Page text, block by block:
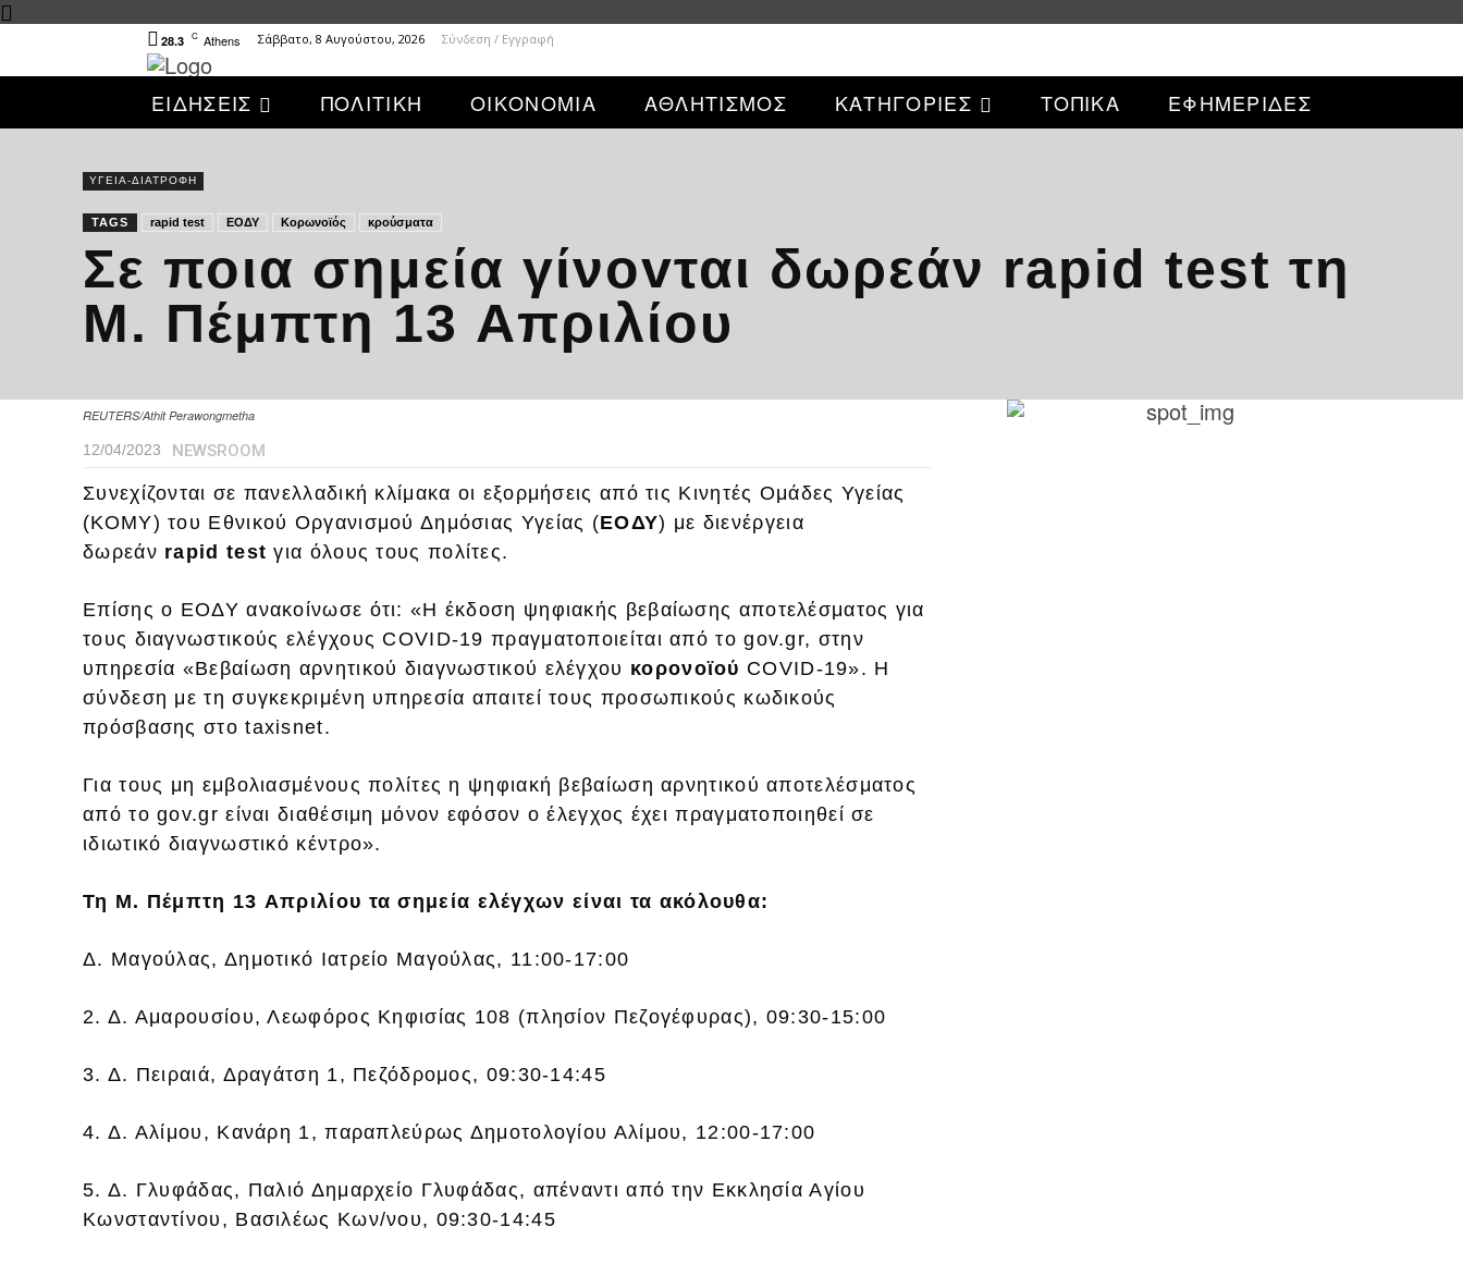
28.3 C Athens Σάββατο, 8 Αυγούστου, 2026 Σύνδεση / Εγγραφή
ΕΙΔΗΣΕΙΣ ΠΟΛΙΤΙΚΗ ΟΙΚΟΝΟΜΙΑ ΑΘΛΗΤΙΣΜΟΣ ΚΑΤΗΓΟΡΙΕΣ ΤΟΠΙΚΑ ΕΦΗΜΕΡΙΔΕΣ
ΥΓΕΙΑ-ΔΙΑΤΡΟΦΗ
TAGS rapid test ΕΟΔΥ Κορωνοϊός κρούσματα
Σε ποια σημεία γίνοvται δωρεάν rapid test τη
Μ. Πέμπτη 13 Aπριλίου
REUTERS/Athit Perawongmetha
12/04/2023 NEWSROOM
Συνεχίζονται σε πανελλαδική κλίμακα οι εξορμήσεις από τις Κινητές Ομάδες Υγείας
(ΚΟΜΥ) του Εθνικού Οργανισμού Δημόσιας Υγείας (ΕΟΔΥ) με διενέργεια
δωρεάν rapid test για όλους τους πολίτες.
Επίσης ο ΕΟΔΥ ανακοίνωσε ότι: «Η έκδοση ψηφιακής βεβαίωσης αποτελέσματος για
τους διαγνωστικούς ελέγχους COVID-19 πραγματοποιείται από το gov.gr, στην
υπηρεσία «Βεβαίωση αρνητικού διαγνωστικού ελέγχου κορονοϊού COVID-19». Η
σύνδεση με τη συγκεκριμένη υπηρεσία απαιτεί τους προσωπικούς κωδικούς
πρόσβασης στο taxisnet.
Για τους μη εμβολιασμένους πολίτες η ψηφιακή βεβαίωση αρνητικού αποτελέσματος
από το gov.gr είναι διαθέσιμη μόνον εφόσον ο έλεγχος έχει πραγματοποιηθεί σε
ιδιωτικό διαγνωστικό κέντρο».
Τη Μ. Πέμπτη 13 Aπριλίου τα σημεία ελέγχων είναι τα ακόλουθα:
Δ. Μαγούλας, Δημοτικό Ιατρείο Μαγούλας, 11:00-17:00
2. Δ. Αμαρουσίου, Λεωφόρος Κηφισίας 108 (πλησίον Πεζογέφυρας), 09:30-15:00
3. Δ. Πειραιά, Δραγάτση 1, Πεζόδρομος, 09:30-14:45
4. Δ. Αλίμου, Κανάρη 1, παραπλεύρως Δημοτολογίου Αλίμου, 12:00-17:00
5. Δ. Γλυφάδας, Παλιό Δημαρχείο Γλυφάδας, απέναντι από την Εκκλησία Αγίου
Κωνσταντίνου, Βασιλέως Κων/νου, 09:30-14:45